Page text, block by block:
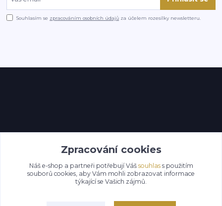
Souhlasím se zpracováním osobních údajů za účelem rozesílky newsletteru.
Zpracování cookies
Náš e-shop a partneři potřebují Váš souhlass použitím
souborů cookies, aby Vám mohli zobrazovat informace
týkající se Vašich zájmů.